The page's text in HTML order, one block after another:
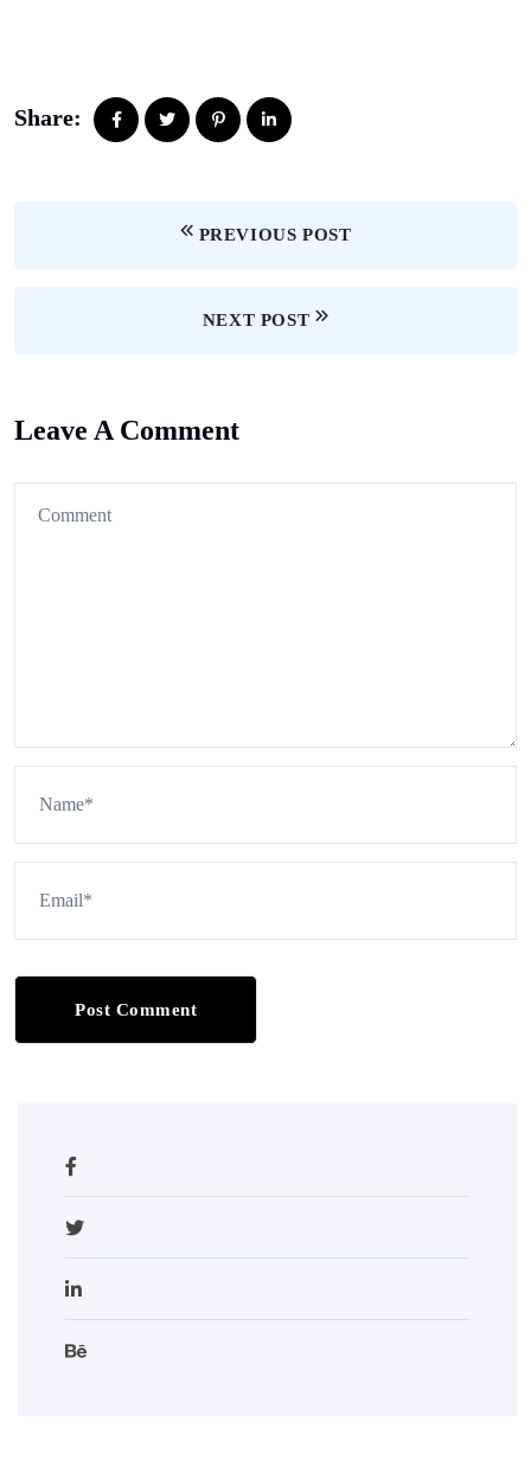
Share:
PREVIOUS POST
NEXT POST
Leave A Comment
Post Comment